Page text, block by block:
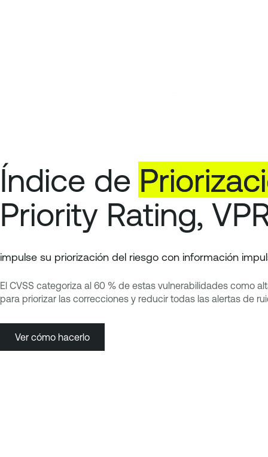
Índice de
Priority Rating,
impulse su priorización del riesgo con información
El CVSS categoriza al 60 % de estas vulnerabilidades como
para priorizar las correcciones y reducir todas las alertas de
Ver cómo hacerlo